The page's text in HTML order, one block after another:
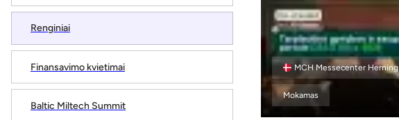
Renginiai
Finansavimo kvietimai
Baltic Miltech Summit
MCH Messecenter Herning
Mokamas